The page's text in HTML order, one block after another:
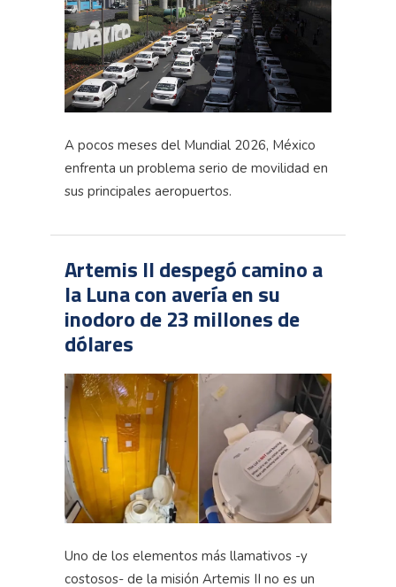
A pocos meses del Mundial 2026, México
enfrenta un problema serio de movilidad en
sus principales aeropuertos.
Artemis II despegó camino a
la Luna con avería en su
inodoro de 23 millones de
dólares
Uno de los elementos más llamativos -y
costosos- de la misión Artemis II no es un